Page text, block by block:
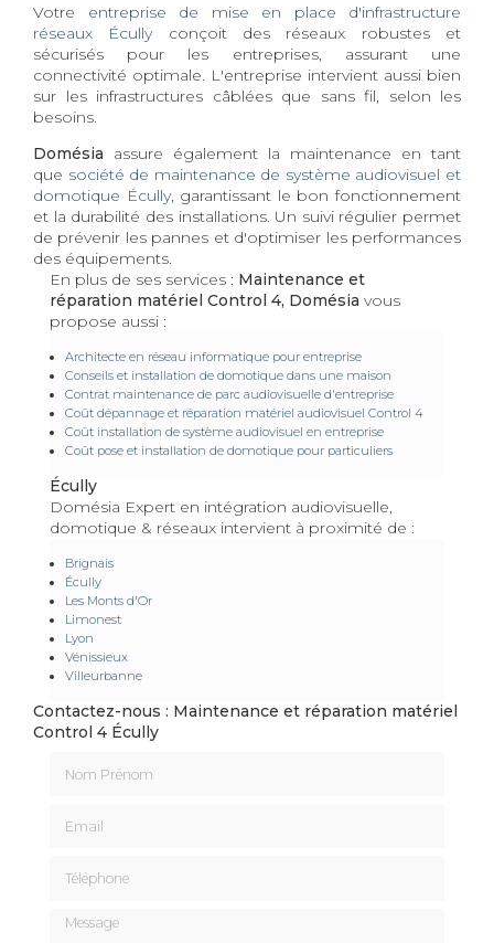
Votre entreprise de mise en place d'infrastructure
réseaux Écullyconçoit des réseaux robustes et
sécurisés pour les entreprises, assurant une
connectivité optimale. L'entreprise intervient aussi bien
sur les infrastructures câblées que sans fil, selon les
besoins.
Domésia assure également la maintenance en tant
que société de maintenance de système audiovisuel et
domotique Écully, garantissant le bon fonctionnement
et la durabilité des installations. Un suivi régulier permet
de prévenir les pannes et d'optimiser les performances
des équipements.
En plus de ses services : Maintenance et
réparation matériel Control 4, Domésia vous
propose aussi :
Architecte en réseau informatique pour entreprise
Conseils et installation de domotique dans une maison
Contrat maintenance de parc audiovisuelle d'entreprise
Coût dépannage et réparation matériel audiovisuel Control 4
Coût installation de système audiovisuel en entreprise
Coût pose et installation de domotique pour particuliers
Écully
Domésia Expert en intégration audiovisuelle,
domotique & réseaux intervient à proximité de :
Brignais
Écully
Les Monts d'Or
Limonest
Lyon
Vénissieux
Villeurbanne
Contactez-nous : Maintenance et réparation matériel
Control 4 Écully
Message